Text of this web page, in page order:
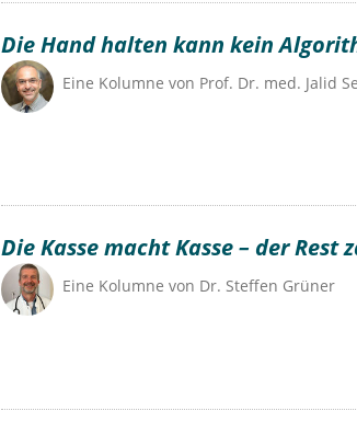
Die Hand halten kann kein
Eine Kolumne von Prof. Dr. med. Jalid
Die Kasse macht Kasse – der Rest
Eine Kolumne von Dr. Steffen Grüner